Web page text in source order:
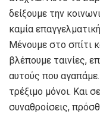
δείξουμε την
καμία
Μένουμε στο σπίτι
βλέπουμε ταινίες,
αυτούς που
τρέξιμο μόνοι. Και
συναθροίσεις,